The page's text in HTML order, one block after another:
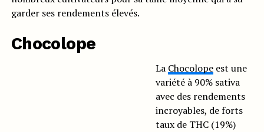
garder ses rendements élevés.
Chocolope
La Chocolopeest une
variété à 90% sativa
avec des rendements
incroyables, de forts
taux de THC (19%)